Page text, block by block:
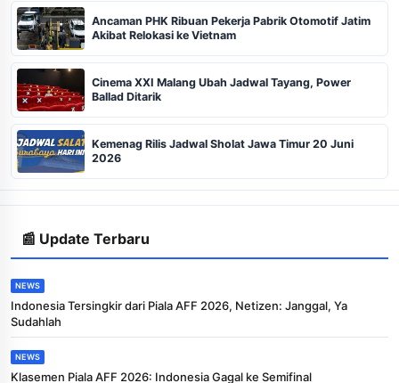
Ancaman PHK Ribuan Pekerja Pabrik Otomotif Jatim
Akibat Relokasi ke Vietnam
Cinema XXI Malang Ubah Jadwal Tayang, Power
Ballad Ditarik
Kemenag Rilis Jadwal Sholat Jawa Timur 20 Juni
2026
📰 Update Terbaru
NEWS
Indonesia Tersingkir dari Piala AFF 2026, Netizen: Janggal, Ya
Sudahlah
NEWS
Klasemen Piala AFF 2026: Indonesia Gagal ke Semifinal